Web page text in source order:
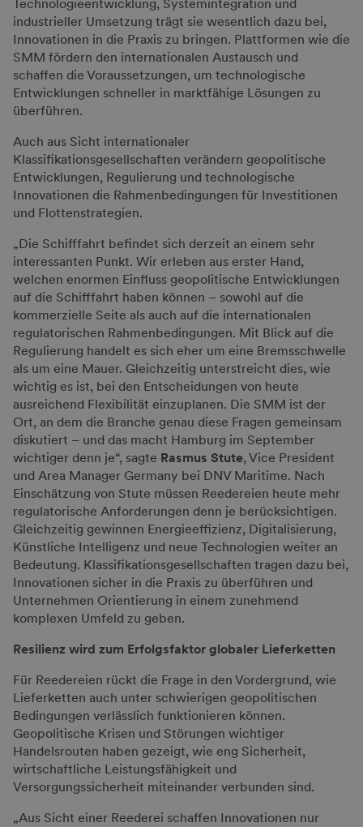
Technologieentwicklung, Systemintegration und
industrieller Umsetzung trägt sie wesentlich dazu bei,
Innovationen in die Praxis zu bringen. Plattformen wie die
SMM fördern den internationalen Austausch und
schaffen die Voraussetzungen, um technologische
Entwicklungen schneller in marktfähige Lösungen zu
überführen.
Auch aus Sicht internationaler
Klassifikationsgesellschaften verändern geopolitische
Entwicklungen, Regulierung und technologische
Innovationen die Rahmenbedingungen für Investitionen
und Flottenstrategien.
„Die Schifffahrt befindet sich derzeit an einem sehr
interessanten Punkt. Wir erleben aus erster Hand,
welchen enormen Einfluss geopolitische Entwicklungen
auf die Schifffahrt haben können – sowohl auf die
kommerzielle Seite als auch auf die internationalen
regulatorischen Rahmenbedingungen. Mit Blick auf die
Regulierung handelt es sich eher um eine Bremsschwelle
als um eine Mauer. Gleichzeitig unterstreicht dies, wie
wichtig es ist, bei den Entscheidungen von heute
ausreichend Flexibilität einzuplanen. Die SMM ist der
Ort, an dem die Branche genau diese Fragen gemeinsam
diskutiert – und das macht Hamburg im September
wichtiger denn je“, sagte Rasmus Stute, Vice President
und Area Manager Germany bei DNV Maritime. Nach
Einschätzung von Stute müssen Reedereien heute mehr
regulatorische Anforderungen denn je berücksichtigen.
Gleichzeitig gewinnen Energieeffizienz, Digitalisierung,
Künstliche Intelligenz und neue Technologien weiter an
Bedeutung. Klassifikationsgesellschaften tragen dazu bei,
Innovationen sicher in die Praxis zu überführen und
Unternehmen Orientierung in einem zunehmend
komplexen Umfeld zu geben.
Resilienz wird zum Erfolgsfaktor globaler Lieferketten
Für Reedereien rückt die Frage in den Vordergrund, wie
Lieferketten auch unter schwierigen geopolitischen
Bedingungen verlässlich funktionieren können.
Geopolitische Krisen und Störungen wichtiger
Handelsrouten haben gezeigt, wie eng Sicherheit,
wirtschaftliche Leistungsfähigkeit und
Versorgungssicherheit miteinander verbunden sind.
„Aus Sicht einer Reederei schaffen Innovationen nur